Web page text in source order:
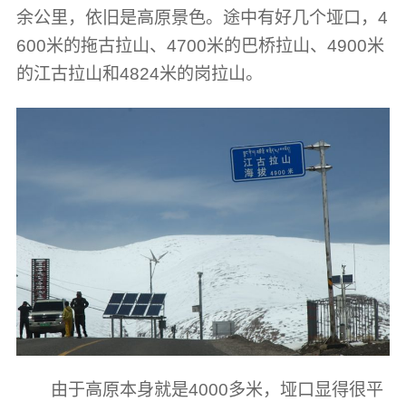
余公里，依旧是高原景色。途中有好几个垭口，4
600米的拖古拉山、4700米的巴桥拉山、4900米
的江古拉山和4824米的岗拉山。
由于高原本身就是4000多米，垭口显得很平